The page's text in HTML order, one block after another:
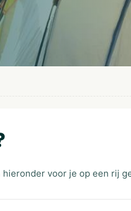
voor je op een rij